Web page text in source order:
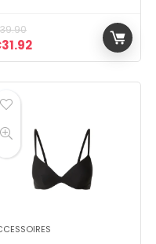
39.90
prijs
31.92Huidige prijs is: